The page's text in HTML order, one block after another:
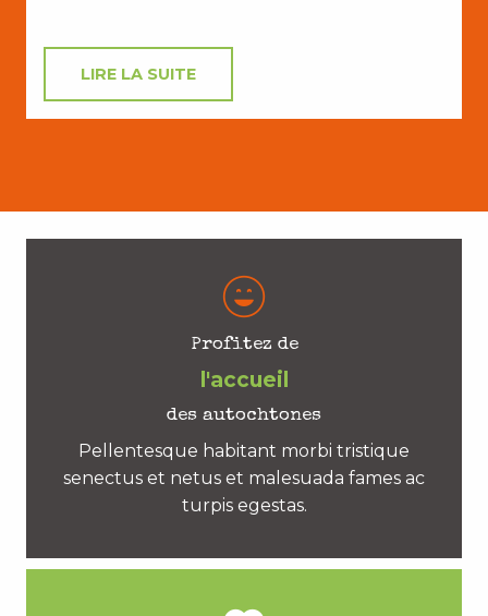
LIRE LA SUITE
Profitez de
l'accueil
des autochtones
Pellentesque habitant morbi tristique
senectus et netus et malesuada fames ac
turpis egestas.